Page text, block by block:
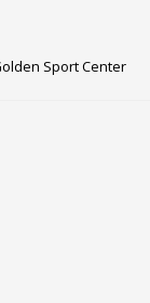
Sport Center